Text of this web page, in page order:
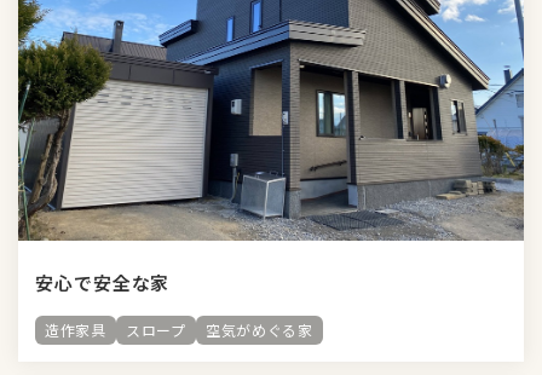
安心で安全な家
造作家具 スロープ 空気がめぐる家